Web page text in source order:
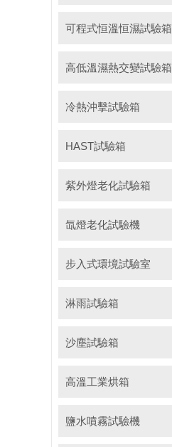
可程式恒溫恒濕試驗箱
高低溫濕熱交變試驗箱
冷熱沖擊試驗箱
HAST試驗箱
紫外燈老化試驗箱
氙燈老化試驗機
步入式環境試驗室
淋雨試驗箱
沙塵試驗箱
高溫工業烘箱
鹽水噴霧試驗機